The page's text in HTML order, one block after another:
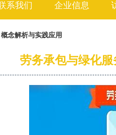
系我们 企业信息
念解析与实践应用
劳务承包与绿化